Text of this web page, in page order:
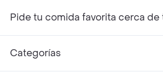
Pide tu comida favorita cerca de
Categorías